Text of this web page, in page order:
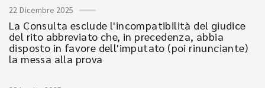
22 Dicembre 2025
La Consulta esclude l'incompatibilità del giudice
del rito abbreviato che, in precedenza, abbia
disposto in favore dell'imputato (poi rinunciante)
la messa alla prova